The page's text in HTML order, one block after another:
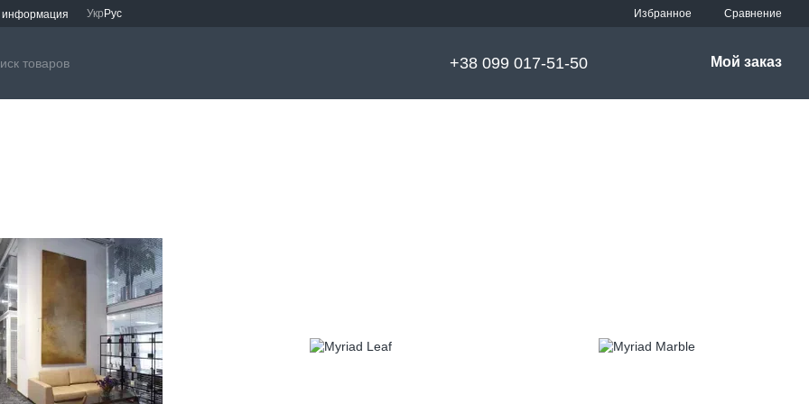
информация Укр Рус Избранное Сравнение
+38 099 017-51-50 Мой заказ